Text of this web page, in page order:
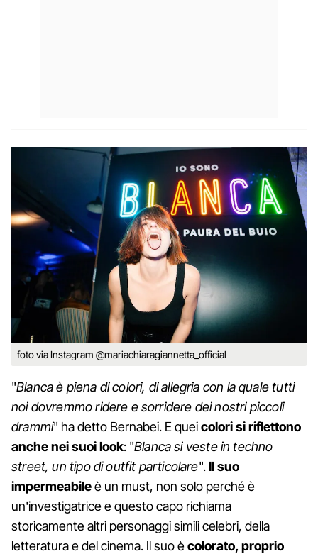
foto via Instagram @mariachiaragiannetta_official
"Blanca è piena di colori, di allegria con la quale tutti
noi dovremmo ridere e sorridere dei nostri piccoli
drammi" ha detto Bernabei. E queicolori si riflettono
anche nei suoi look: "Blanca si veste in techno
street, un tipo di outfit particolare".Il suo
impermeabileè un must, non solo perché è
un'investigatrice e questo capo richiama
storicamente altri personaggi simili celebri, della
letteratura e del cinema. Il suo ècolorato, proprio